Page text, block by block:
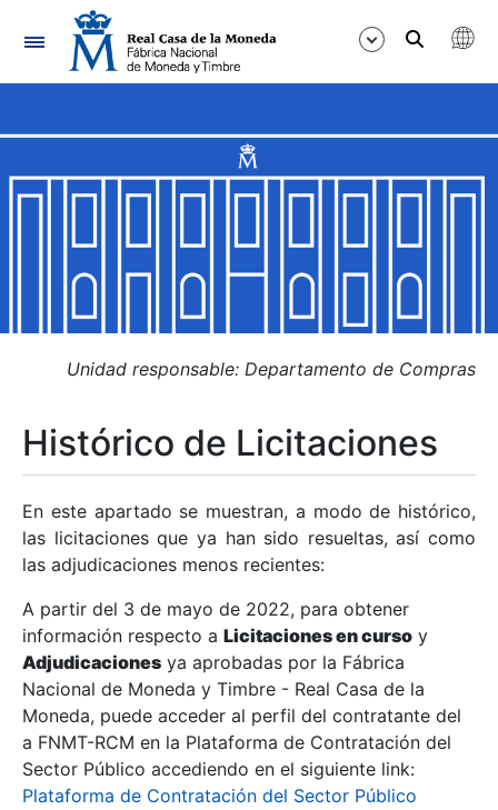
Navegación
Mostrar/Ocultar
Mostrar/Ocultar
Mostrar/Ocultar
Mostrar/Ocultar
Mostrar/Ocultar
Mostrar/Ocultar
Unidad responsable: Departamento de Compras
Histórico de Licitaciones
En este apartado se muestran, a modo de histórico,
las licitaciones que ya han sido resueltas, así como
las adjudicaciones menos recientes:
A partir del 3 de mayo de 2022, para obtener
información respecto a Licitaciones en curso y
Adjudicaciones ya aprobadas por la Fábrica
Nacional de Moneda y Timbre - Real Casa de la
Moneda, puede acceder al perfil del contratante del
a FNMT-RCM en la Plataforma de Contratación del
Sector Público accediendo en el siguiente link:
Plataforma de Contratación del Sector Público